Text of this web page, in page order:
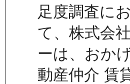
足度調査に
て、株式会
ーは、おか
動産仲介 賃